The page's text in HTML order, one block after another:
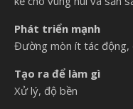
Phát triển mạnh
Đường mòn ít tác động,
Tạo ra để làm gì
Xử lý, độ bền